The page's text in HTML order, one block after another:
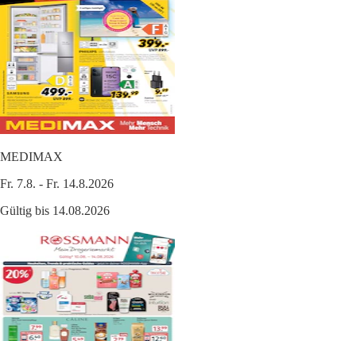
MEDIMAX
Fr. 7.8. - Fr. 14.8.2026
Gültig bis 14.08.2026